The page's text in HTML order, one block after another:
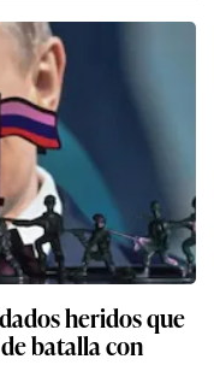
heridos que
batalla con